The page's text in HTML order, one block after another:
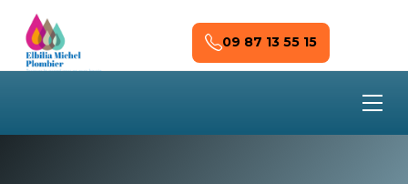
Skip to main content
09 87 13 55 15